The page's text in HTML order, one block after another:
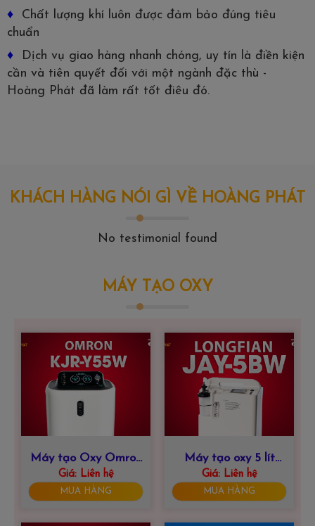
♦
Chất lượng khí luôn được đảm bảo đúng tiêu
chuẩn
♦
Dịch vụ giao hàng nhanh chóng, uy tín là điền kiện
cần và tiên quyết đối với một ngành đặc thù -
Hoàng Phát đã làm rất tốt điêu đó.
KHÁCH HÀNG NÓI GÌ VỀ HOÀNG PHÁT
No testimonial found
MÁY TẠO OXY
Máy tạo Oxy Omron
KJR-Y55W – 5 Lít
Giá:Liên hệ
MUA HÀNG
Máy tạo oxy 5 lít
LONGFIAN JAY-
5BW
Giá:Liên hệ
MUA HÀNG